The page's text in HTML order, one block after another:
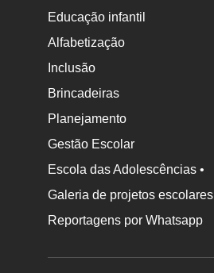
Educação infantil
Alfabetização
Inclusão
Brincadeiras
Planejamento
Gestão Escolar
Escola das Adolescências •
Galeria de projetos escolares
Reportagens por Whatsapp